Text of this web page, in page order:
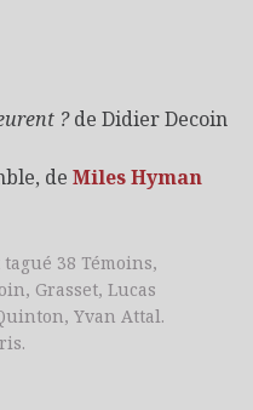
?de Didier Decoin
de Miles Hyman
tagué 38 Témoins,
, Grasset, Lucas
, Yvan Attal.